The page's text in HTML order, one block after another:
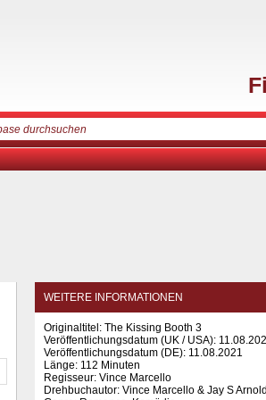
WEITERE INFORMATIONEN
Originaltitel: The Kissing Booth 3
Veröffentlichungsdatum (UK / USA):
Veröffentlichungsdatum (DE): 11.08.2021
Länge: 112 Minuten
Regisseur: Vince Marcello
Drehbuchautor: Vince Marcello & Jay S Arnold